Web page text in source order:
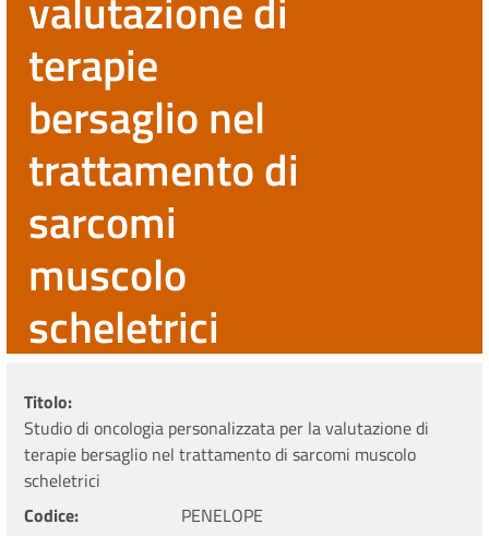
terapie
bersaglio nel
trattamento di
sarcomi
muscolo
scheletrici
Titolo
Studio di oncologia personalizzata per la valutazione di
terapie bersaglio nel trattamento di sarcomi muscolo
scheletrici
Codice
PENELOPE